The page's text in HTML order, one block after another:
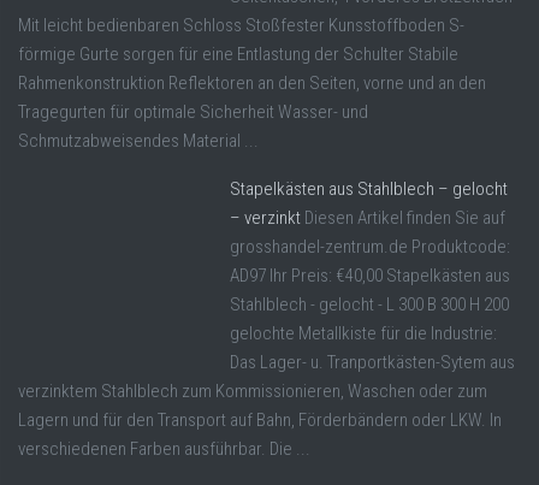
Mit leicht bedienbaren Schloss Stoßfester Kunsstoffboden S-
förmige Gurte sorgen für eine Entlastung der Schulter Stabile
Rahmenkonstruktion Reflektoren an den Seiten, vorne und an den
Tragegurten für optimale Sicherheit Wasser- und
Schmutzabweisendes Material ...
Stapelkästen aus Stahlblech – gelocht
– verzinkt Diesen Artikel finden Sie auf
grosshandel-zentrum.de Produktcode:
AD97 Ihr Preis: €40,00 Stapelkästen aus
Stahlblech - gelocht - L 300 B 300 H 200
gelochte Metallkiste für die Industrie:
Das Lager- u. Tranportkästen-Sytem aus
verzinktem Stahlblech zum Kommissionieren, Waschen oder zum
Lagern und für den Transport auf Bahn, Förderbändern oder LKW. In
verschiedenen Farben ausführbar. Die ...